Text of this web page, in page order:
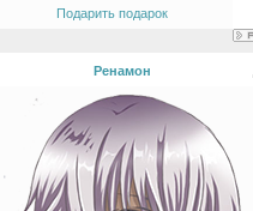
Подарить подарок
Ренамон